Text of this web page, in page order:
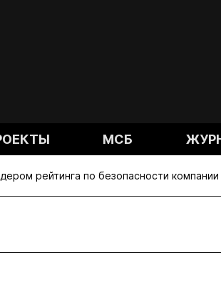
МСБ
рейтинга по безопасности